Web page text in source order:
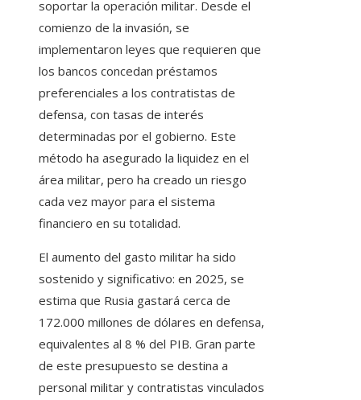
soportar la operación militar. Desde el
comienzo de la invasión, se
implementaron leyes que requieren que
los bancos concedan préstamos
preferenciales a los contratistas de
defensa, con tasas de interés
determinadas por el gobierno. Este
método ha asegurado la liquidez en el
área militar, pero ha creado un riesgo
cada vez mayor para el sistema
financiero en su totalidad.
El aumento del gasto militar ha sido
sostenido y significativo: en 2025, se
estima que Rusia gastará cerca de
172.000 millones de dólares en defensa,
equivalentes al 8 % del PIB. Gran parte
de este presupuesto se destina a
personal militar y contratistas vinculados